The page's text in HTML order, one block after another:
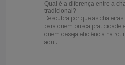
Qual é a diferença entre a
tradicional?
Descubra por que as
para quem busca praticidade
quem deseja eficiência na
aqui.